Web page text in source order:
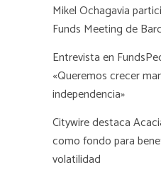
Mikel Ochagavia
Funds Meeting de
Entrevista en
«Queremos crecer
independencia»
Citywire destaca
como fondo para
volatilidad